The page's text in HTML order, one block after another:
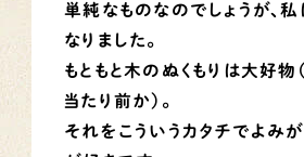
単純なものなのでしょうが、私
なりました。
もともと木のぬくもりは大好物
当たり前か）。
それをこういうカタチでよみ